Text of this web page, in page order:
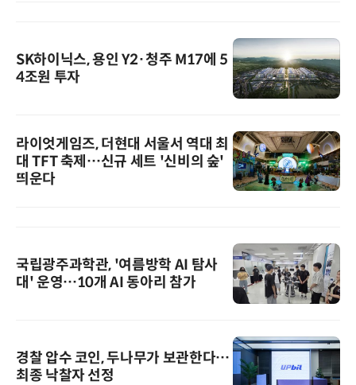
SK하이닉스, 용인 Y2·청주 M17에 5
4조원 투자
라이엇게임즈, 더현대 서울서 역대 최
대 TFT 축제…신규 세트 '신비의 숲'
띄운다
국립광주과학관, '여름방학 AI 탐사
대' 운영…10개 AI 동아리 참가
경찰 압수 코인, 두나무가 보관한다…
최종 낙찰자 선정